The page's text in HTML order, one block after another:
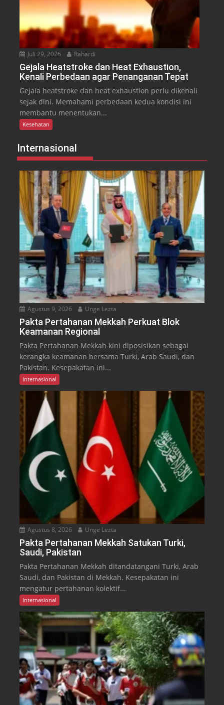
Juli 29, 2026 Rahardi
Gejala Heatstroke dan Heat Exhaustion,
Kenali Perbedaan agar Penanganan Tepat
Gejala heatstroke dan heat exhaustion perlu dikenali
sejak dini. Memahami perbedaan kedua kondisi ini
membantu menentukan...
Kesehatan
Internasional
Agustus 9, 2026 Unge Lezta
Pakta Pertahanan Mekkah Perkuat Blok
Keamanan Regional
Pakta Pertahanan Mekkah kini diposisikan sebagai
kerangka keamanan bersama Turki, Arab Saudi, dan
Pakistan. Kesepakatan ini...
Internasional
Agustus 8, 2026 Unge Lezta
Pakta Pertahanan Mekkah Satukan Turki,
Saudi, Pakistan
Pakta Pertahanan Mekkah ditandatangani Turki, Arab
Saudi, dan Pakistan di Mekkah. Kesepakatan ini
mengatur pertahanan kolektif...
Internasional